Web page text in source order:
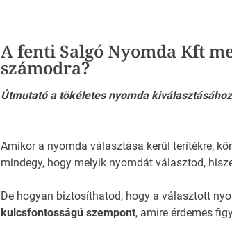
A fenti Salgó Nyomda Kft
számodra?
Útmutató a tökéletes nyomda
Amikor a nyomda választása kerül terítékre,
mindegy, hogy melyik nyomdát választod,
De hogyan biztosíthatod, hogy a választott
kulcsfontosságú szempont, amire érdemes